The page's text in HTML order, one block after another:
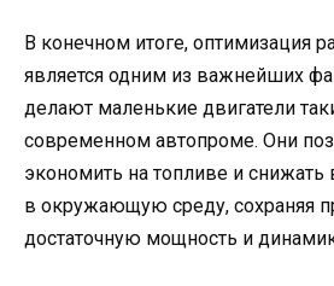
В конечном итоге, оптимизация
является одним из важнейших
делают маленькие двигатели
современном автопроме. Они
экономить на топливе и
в окружающую среду, сохраняя
достаточную мощность и